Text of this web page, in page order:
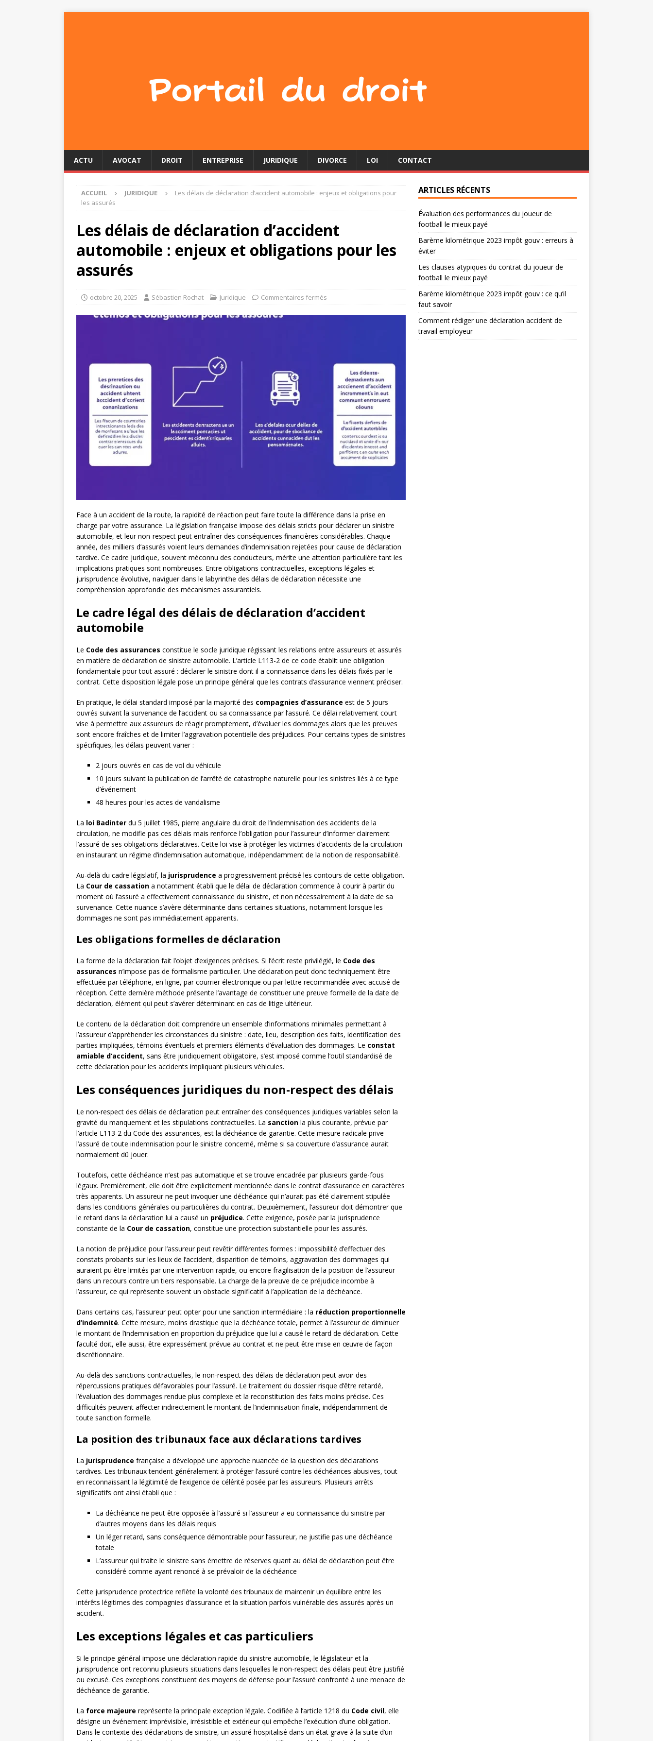
ACTU AVOCAT DROIT ENTREPRISE JURIDIQUE DIVORCE LOI CONTACT
ACCUEIL JURIDIQUE
Les délais de déclaration d’accident automobile : enjeux et obligations pour
les assurés
Les délais de déclaration d’accident
automobile : enjeux et obligations pour les
assurés
octobre 20, 2025 Sébastien Rochat Juridique Commentaires fermés
Face à un accident de la route, la rapidité de réaction peut faire toute la différence dans la prise en
charge par votre assurance. La législation française impose des délais stricts pour déclarer un sinistre
automobile, et leur non-respect peut entraîner des conséquences financières considérables. Chaque
année, des milliers d’assurés voient leurs demandes d’indemnisation rejetées pour cause de déclaration
tardive. Ce cadre juridique, souvent méconnu des conducteurs, mérite une attention particulière tant les
implications pratiques sont nombreuses. Entre obligations contractuelles, exceptions légales et
jurisprudence évolutive, naviguer dans le labyrinthe des délais de déclaration nécessite une
compréhension approfondie des mécanismes assurantiels.
Le cadre légal des délais de déclaration d’accident
automobile
Le Code des assurances constitue le socle juridique régissant les relations entre assureurs et assurés
en matière de déclaration de sinistre automobile. L’article L113-2 de ce code établit une obligation
fondamentale pour tout assuré : déclarer le sinistre dont il a connaissance dans les délais fixés par le
contrat. Cette disposition légale pose un principe général que les contrats d’assurance viennent préciser.
En pratique, le délai standard imposé par la majorité des compagnies d’assurance est de 5 jours
ouvrés suivant la survenance de l’accident ou sa connaissance par l’assuré. Ce délai relativement court
vise à permettre aux assureurs de réagir promptement, d’évaluer les dommages alors que les preuves
sont encore fraîches et de limiter l’aggravation potentielle des préjudices. Pour certains types de sinistres
spécifiques, les délais peuvent varier :
2 jours ouvrés en cas de vol du véhicule
10 jours suivant la publication de l’arrêté de catastrophe naturelle pour les sinistres liés à ce type
d’événement
48 heures pour les actes de vandalisme
La loi Badinter du 5 juillet 1985, pierre angulaire du droit de l’indemnisation des accidents de la
circulation, ne modifie pas ces délais mais renforce l’obligation pour l’assureur d’informer clairement
l’assuré de ses obligations déclaratives. Cette loi vise à protéger les victimes d’accidents de la circulation
en instaurant un régime d’indemnisation automatique, indépendamment de la notion de responsabilité.
Au-delà du cadre législatif, la jurisprudence a progressivement précisé les contours de cette obligation.
La Cour de cassation a notamment établi que le délai de déclaration commence à courir à partir du
moment où l’assuré a effectivement connaissance du sinistre, et non nécessairement à la date de sa
survenance. Cette nuance s’avère déterminante dans certaines situations, notamment lorsque les
dommages ne sont pas immédiatement apparents.
Les obligations formelles de déclaration
La forme de la déclaration fait l’objet d’exigences précises. Si l’écrit reste privilégié, le Code des
assurances n’impose pas de formalisme particulier. Une déclaration peut donc techniquement être
effectuée par téléphone, en ligne, par courrier électronique ou par lettre recommandée avec accusé de
réception. Cette dernière méthode présente l’avantage de constituer une preuve formelle de la date de
déclaration, élément qui peut s’avérer déterminant en cas de litige ultérieur.
Le contenu de la déclaration doit comprendre un ensemble d’informations minimales permettant à
l’assureur d’appréhender les circonstances du sinistre : date, lieu, description des faits, identification des
parties impliquées, témoins éventuels et premiers éléments d’évaluation des dommages. Le constat
amiable d’accident, sans être juridiquement obligatoire, s’est imposé comme l’outil standardisé de
cette déclaration pour les accidents impliquant plusieurs véhicules.
Les conséquences juridiques du non-respect des délais
Le non-respect des délais de déclaration peut entraîner des conséquences juridiques variables selon la
gravité du manquement et les stipulations contractuelles. La sanction la plus courante, prévue par
l’article L113-2 du Code des assurances, est la déchéance de garantie. Cette mesure radicale prive
l’assuré de toute indemnisation pour le sinistre concerné, même si sa couverture d’assurance aurait
normalement dû jouer.
Toutefois, cette déchéance n’est pas automatique et se trouve encadrée par plusieurs garde-fous
légaux. Premièrement, elle doit être explicitement mentionnée dans le contrat d’assurance en caractères
très apparents. Un assureur ne peut invoquer une déchéance qui n’aurait pas été clairement stipulée
dans les conditions générales ou particulières du contrat. Deuxièmement, l’assureur doit démontrer que
le retard dans la déclaration lui a causé un préjudice. Cette exigence, posée par la jurisprudence
constante de la Cour de cassation, constitue une protection substantielle pour les assurés.
La notion de préjudice pour l’assureur peut revêtir différentes formes : impossibilité d’effectuer des
constats probants sur les lieux de l’accident, disparition de témoins, aggravation des dommages qui
auraient pu être limités par une intervention rapide, ou encore fragilisation de la position de l’assureur
dans un recours contre un tiers responsable. La charge de la preuve de ce préjudice incombe à
l’assureur, ce qui représente souvent un obstacle significatif à l’application de la déchéance.
Dans certains cas, l’assureur peut opter pour une sanction intermédiaire : la réduction proportionnelle
d’indemnité. Cette mesure, moins drastique que la déchéance totale, permet à l’assureur de diminuer
le montant de l’indemnisation en proportion du préjudice que lui a causé le retard de déclaration. Cette
faculté doit, elle aussi, être expressément prévue au contrat et ne peut être mise en œuvre de façon
discrétionnaire.
Au-delà des sanctions contractuelles, le non-respect des délais de déclaration peut avoir des
répercussions pratiques défavorables pour l’assuré. Le traitement du dossier risque d’être retardé,
l’évaluation des dommages rendue plus complexe et la reconstitution des faits moins précise. Ces
difficultés peuvent affecter indirectement le montant de l’indemnisation finale, indépendamment de
toute sanction formelle.
La position des tribunaux face aux déclarations tardives
La jurisprudence française a développé une approche nuancée de la question des déclarations
tardives. Les tribunaux tendent généralement à protéger l’assuré contre les déchéances abusives, tout
en reconnaissant la légitimité de l’exigence de célérité posée par les assureurs. Plusieurs arrêts
significatifs ont ainsi établi que :
La déchéance ne peut être opposée à l’assuré si l’assureur a eu connaissance du sinistre par
d’autres moyens dans les délais requis
Un léger retard, sans conséquence démontrable pour l’assureur, ne justifie pas une déchéance
totale
L’assureur qui traite le sinistre sans émettre de réserves quant au délai de déclaration peut être
considéré comme ayant renoncé à se prévaloir de la déchéance
Cette jurisprudence protectrice reflète la volonté des tribunaux de maintenir un équilibre entre les
intérêts légitimes des compagnies d’assurance et la situation parfois vulnérable des assurés après un
accident.
Les exceptions légales et cas particuliers
Si le principe général impose une déclaration rapide du sinistre automobile, le législateur et la
jurisprudence ont reconnu plusieurs situations dans lesquelles le non-respect des délais peut être justifié
ou excusé. Ces exceptions constituent des moyens de défense pour l’assuré confronté à une menace de
déchéance de garantie.
La force majeure représente la principale exception légale. Codifiée à l’article 1218 du Code civil, elle
désigne un événement imprévisible, irrésistible et extérieur qui empêche l’exécution d’une obligation.
Dans le contexte des déclarations de sinistre, un assuré hospitalisé dans un état grave à la suite d’un
ARTICLES RÉCENTS
Évaluation des performances du joueur de
football le mieux payé
Barème kilométrique 2023 impôt gouv : erreurs à
éviter
Les clauses atypiques du contrat du joueur de
football le mieux payé
Barème kilométrique 2023 impôt gouv : ce qu’il
faut savoir
Comment rédiger une déclaration accident de
travail employeur